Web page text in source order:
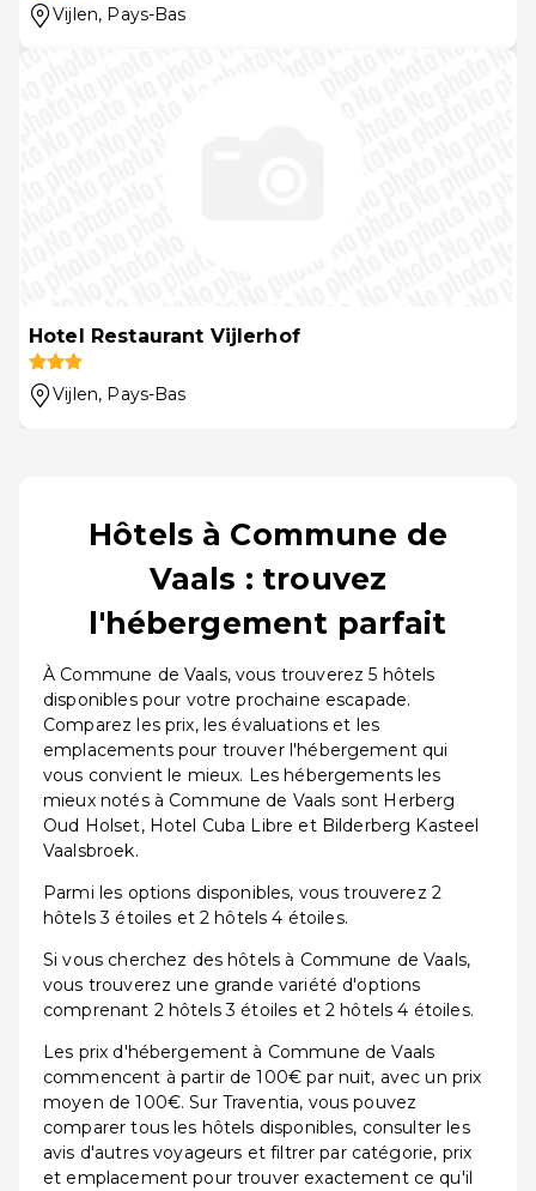
Vijlen, Pays-Bas
Hotel Restaurant Vijlerhof
Vijlen, Pays-Bas
Hôtels à Commune de
Vaals : trouvez
l'hébergement parfait
À Commune de Vaals, vous trouverez 5 hôtels
disponibles pour votre prochaine escapade.
Comparez les prix, les évaluations et les
emplacements pour trouver l'hébergement qui
vous convient le mieux. Les hébergements les
mieux notés à Commune de Vaals sont Herberg
Oud Holset, Hotel Cuba Libre et Bilderberg Kasteel
Vaalsbroek.
Parmi les options disponibles, vous trouverez 2
hôtels 3 étoiles et 2 hôtels 4 étoiles.
Si vous cherchez des hôtels à Commune de Vaals,
vous trouverez une grande variété d'options
comprenant 2 hôtels 3 étoiles et 2 hôtels 4 étoiles.
Les prix d'hébergement à Commune de Vaals
commencent à partir de 100€ par nuit, avec un prix
moyen de 100€. Sur Traventia, vous pouvez
comparer tous les hôtels disponibles, consulter les
avis d'autres voyageurs et filtrer par catégorie, prix
et emplacement pour trouver exactement ce qu'il